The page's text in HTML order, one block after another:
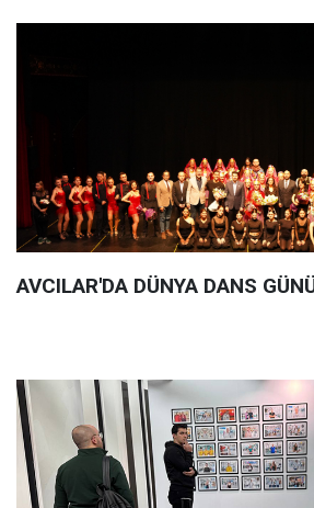
AVCILAR'DA DÜNYA DANS